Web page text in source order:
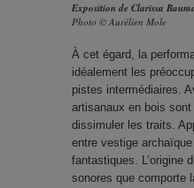
Exposition de Clarissa
Photo © Aurélien Mole
À cet égard, la
idéalement les
pistes intermédiaires.
artisanaux en bois
dissimuler les traits.
entre vestige
fantastiques. L’origine
sonores que comporte